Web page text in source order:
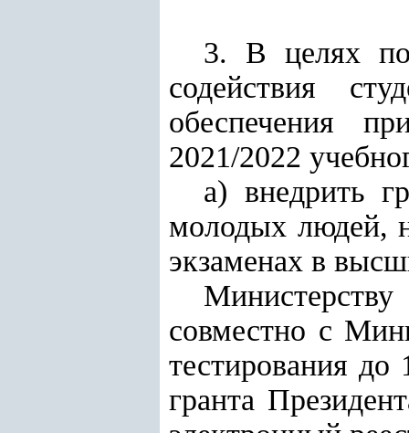
3. В целях
содействия
обеспечения
2021/2022
а) внедрить
молодых людей,
экзаменах в
совместно с
тестирования до
гранта